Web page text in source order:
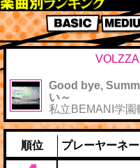
楽曲別スコアランキン
BASIC
Good bye,
い～
私立BEMANI学園
順位 プレーヤーネ